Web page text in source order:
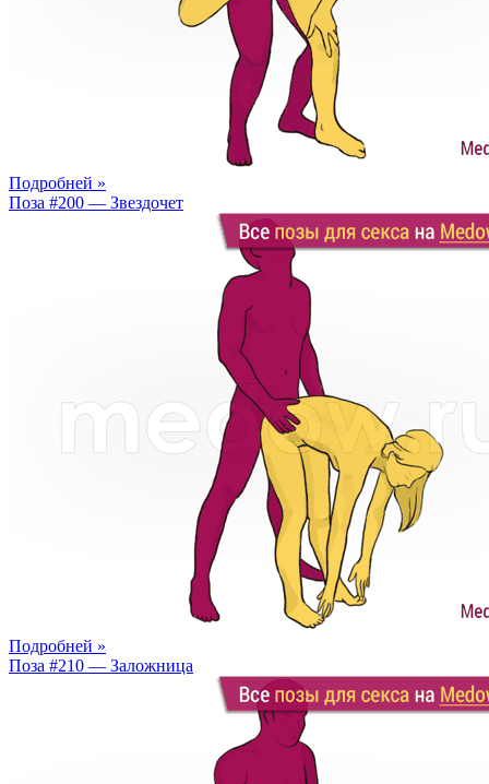
Подробней »
Поза #200 — Звездочет
Подробней »
Поза #210 — Заложница